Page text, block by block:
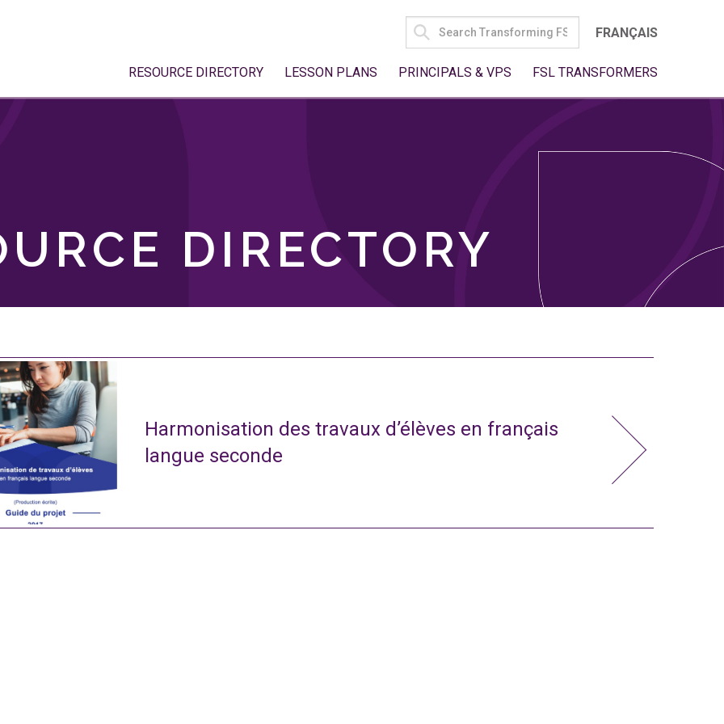
SEARCH
FOR:
FRANÇAIS
RESOURCE DIRECTORY LESSON PLANS PRINCIPALS & VPS FSL TRANSFORMERS
DIRECTORY
Harmonisation des travaux d’élèves en français
langue seconde